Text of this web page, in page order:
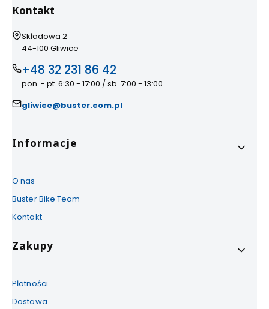
Kontakt
Adres:
Składowa 2
44-100 Gliwice
+48 32 231 86 42
pon. - pt. 6:30 - 17:00 / sb. 7:00 - 13:00
gliwice@buster.com.pl
Linki w stopce
Informacje
O nas
Buster Bike Team
Kontakt
Zakupy
Płatności
Dostawa